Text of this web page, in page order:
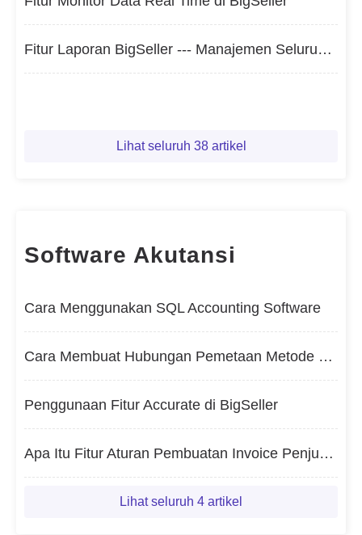
Fitur Laporan BigSeller --- Manajemen Seluruh Data Produk, Toko, dan Pengiriman
Lihat seluruh 38 artikel
Software Akutansi
Cara Menggunakan SQL Accounting Software
Cara Membuat Hubungan Pemetaan Metode Pembayaran
Penggunaan Fitur Accurate di BigSeller
Apa Itu Fitur Aturan Pembuatan Invoice Penjualan?
Lihat seluruh 4 artikel